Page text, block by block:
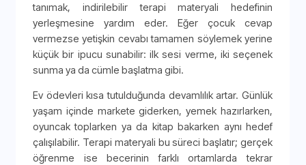
tanımak, indirilebilir terapi materyali hedefinin
yerleşmesine yardım eder. Eğer çocuk cevap
vermezse yetişkin cevabı tamamen söylemek yerine
küçük bir ipucu sunabilir: ilk sesi verme, iki seçenek
sunma ya da cümle başlatma gibi.
Ev ödevleri kısa tutulduğunda devamlılık artar. Günlük
yaşam içinde markete giderken, yemek hazırlarken,
oyuncak toplarken ya da kitap bakarken aynı hedef
çalışılabilir. Terapi materyali bu süreci başlatır; gerçek
öğrenme ise becerinin farklı ortamlarda tekrar